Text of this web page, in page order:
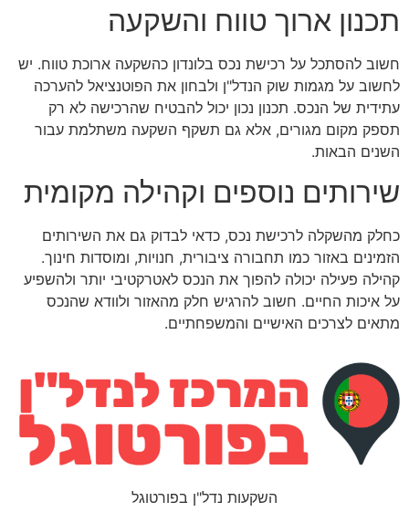
תכנון ארוך טווח והשקעה
חשוב להסתכל על רכישת נכס בלונדון כהשקעה ארוכת טווח. יש
לחשוב על מגמות שוק הנדל"ן ולבחון את הפוטנציאל להערכה
עתידית של הנכס. תכנון נכון יכול להבטיח שהרכישה לא רק
תספק מקום מגורים, אלא גם תשקף השקעה משתלמת עבור
השנים הבאות.
שירותים נוספים וקהילה מקומית
כחלק מהשקלה לרכישת נכס, כדאי לבדוק גם את השירותים
הזמינים באזור כמו תחבורה ציבורית, חנויות, ומוסדות חינוך.
קהילה פעילה יכולה להפוך את הנכס לאטרקטיבי יותר ולהשפיע
על איכות החיים. חשוב להרגיש חלק מהאזור ולוודא שהנכס
מתאים לצרכים האישיים והמשפחתיים.
השקעות נדל"ן בפורטוגל